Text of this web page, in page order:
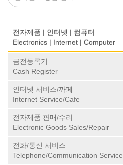
전자제품 | 인터넷 | 컴퓨터
Electronics | Internet | Computer
금전등록기
Cash Register
인터넷 서비스/까페
Internet Service/Cafe
전자제품 판매/수리
Electronic Goods Sales/Repair
전화/통신 서비스
Telephone/Communication Service